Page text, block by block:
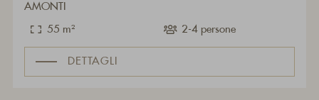
AMONTI
55 m² 2-4 persone
DETTAGLI